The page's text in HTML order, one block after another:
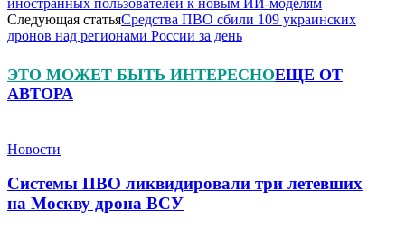
Следующая статьяСредства ПВО сбили 109 украинских
дронов над регионами России за день
ЭТО МОЖЕТ БЫТЬ ИНТЕРЕСНОЕЩЕ ОТ
АВТОРА
Новости
Системы ПВО ликвидировали три летевших
на Москву дрона ВСУ